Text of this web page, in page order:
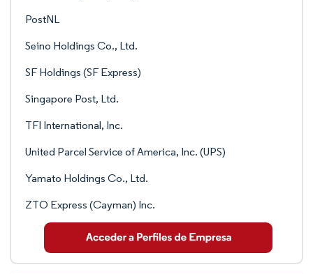
PostNL
Seino Holdings Co., Ltd.
SF Holdings (SF Express)
Singapore Post, Ltd.
TFI International, Inc.
United Parcel Service of America, Inc. (UPS)
Yamato Holdings Co., Ltd.
ZTO Express (Cayman) Inc.